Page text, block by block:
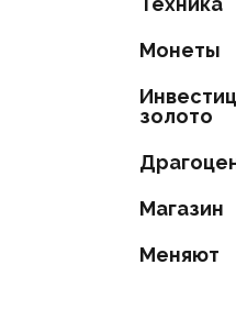
Mонеты
золото
Магазин
Меняют